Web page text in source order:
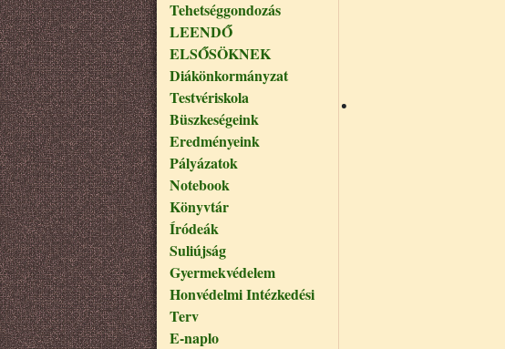
Tehetséggondozás
LEENDŐ
ELSŐSÖKNEK
Diákönkormányzat
Testvériskola
Büszkeségeink
Eredményeink
Pályázatok
Notebook
Könyvtár
Íródeák
Suliújság
Gyermekvédelem
Honvédelmi Intézkedési
Terv
E-naplo
.